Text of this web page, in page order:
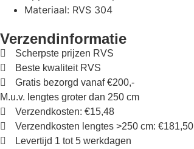
Materiaal: RVS 304
Verzendinformatie
Scherpste prijzen RVS
Beste kwaliteit RVS
Gratis bezorgd vanaf €200,-
M.u.v. lengtes groter dan 250 cm
Verzendkosten: €15,48
Verzendkosten lengtes >250 cm: €181,50
Levertijd 1 tot 5 werkdagen